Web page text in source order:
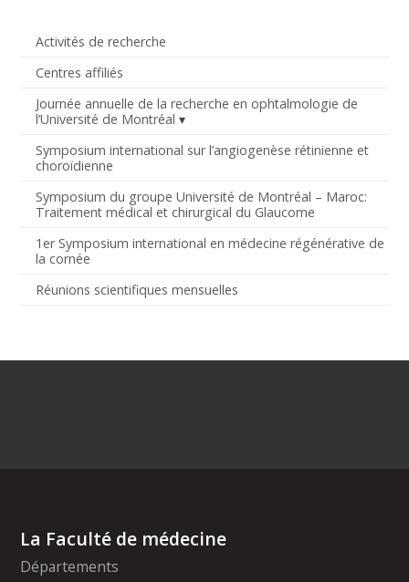
Activités de recherche
Centres affiliés
Journée annuelle de la recherche en ophtalmologie de
l’Université de Montréal
Symposium international sur l’angiogenèse rétinienne et
choroïdienne
Symposium du groupe Université de Montréal – Maroc:
Traitement médical et chirurgical du Glaucome
1er Symposium international en médecine régénérative de
la cornée
Réunions scientifiques mensuelles
La Faculté de médecine
Départements